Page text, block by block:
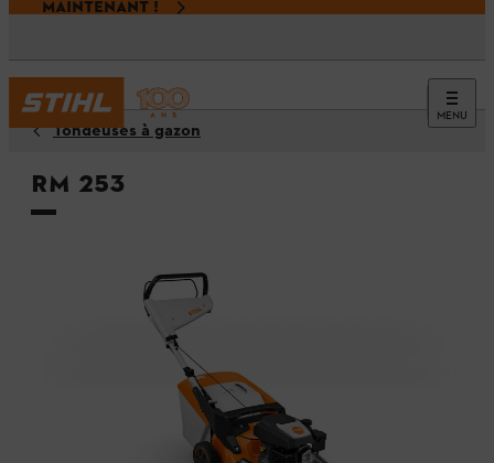
MAINTENANT !
MENU
Tondeuses à gazon
RM 253